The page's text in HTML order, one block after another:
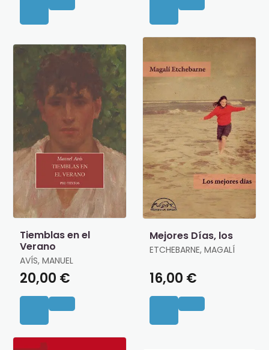
Tiemblas en el
Verano
AVÍS, MANUEL
20,00 €
Mejores Días, los
ETCHEBARNE, MAGALÍ
16,00 €